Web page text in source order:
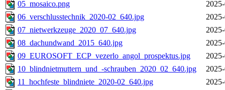
05_mosaico.png
06_verschlusstechnik_2020-02_640.jpg
07_nietwerkzeuge_2020_07_640.jpg
08_dachundwand_2015_640.jpg
09_EUROSOFT_ECP_vezerlo_angol_prospektus.jpg
10_blindnietmuttern_und_-schrauben_2020_02_640.jpg
11_hochfeste_blindniete_2020-02_640.jpg